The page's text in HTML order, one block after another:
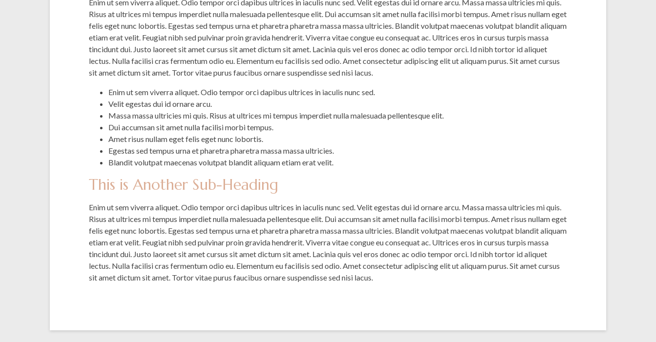
Enim ut sem viverra aliquet. Odio tempor orci dapibus ultrices in iaculis nunc sed. Velit egestas dui id ornare arcu. Massa massa ultricies mi quis.
Risus at ultrices mi tempus imperdiet nulla malesuada pellentesque elit. Dui accumsan sit amet nulla facilisi morbi tempus. Amet risus nullam eget
felis eget nunc lobortis. Egestas sed tempus urna et pharetra pharetra massa massa ultricies. Blandit volutpat maecenas volutpat blandit aliquam
etiam erat velit. Feugiat nibh sed pulvinar proin gravida hendrerit. Viverra vitae congue eu consequat ac. Ultrices eros in cursus turpis massa
tincidunt dui. Justo laoreet sit amet cursus sit amet dictum sit amet. Lacinia quis vel eros donec ac odio tempor orci. Id nibh tortor id aliquet
lectus. Nulla facilisi cras fermentum odio eu. Elementum eu facilisis sed odio. Amet consectetur adipiscing elit ut aliquam purus. Sit amet cursus
sit amet dictum sit amet. Tortor vitae purus faucibus ornare suspendisse sed nisi lacus.
Enim ut sem viverra aliquet. Odio tempor orci dapibus ultrices in iaculis nunc sed.
Velit egestas dui id ornare arcu.
Massa massa ultricies mi quis. Risus at ultrices mi tempus imperdiet nulla malesuada pellentesque elit.
Dui accumsan sit amet nulla facilisi morbi tempus.
Amet risus nullam eget felis eget nunc lobortis.
Egestas sed tempus urna et pharetra pharetra massa massa ultricies.
Blandit volutpat maecenas volutpat blandit aliquam etiam erat velit.
This is Another Sub-Heading
Enim ut sem viverra aliquet. Odio tempor orci dapibus ultrices in iaculis nunc sed. Velit egestas dui id ornare arcu. Massa massa ultricies mi quis.
Risus at ultrices mi tempus imperdiet nulla malesuada pellentesque elit. Dui accumsan sit amet nulla facilisi morbi tempus. Amet risus nullam eget
felis eget nunc lobortis. Egestas sed tempus urna et pharetra pharetra massa massa ultricies. Blandit volutpat maecenas volutpat blandit aliquam
etiam erat velit. Feugiat nibh sed pulvinar proin gravida hendrerit. Viverra vitae congue eu consequat ac. Ultrices eros in cursus turpis massa
tincidunt dui. Justo laoreet sit amet cursus sit amet dictum sit amet. Lacinia quis vel eros donec ac odio tempor orci. Id nibh tortor id aliquet
lectus. Nulla facilisi cras fermentum odio eu. Elementum eu facilisis sed odio. Amet consectetur adipiscing elit ut aliquam purus. Sit amet cursus
sit amet dictum sit amet. Tortor vitae purus faucibus ornare suspendisse sed nisi lacus.